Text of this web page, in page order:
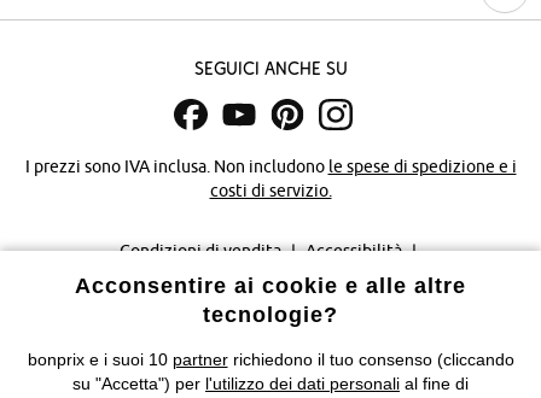
Seguici anche su
I prezzi sono IVA inclusa. Non includono le spese di spedizione e i
costi di servizio.
Condizioni di vendita Accessibilità
Informativa privacy e cookie Gestione dei cookie
Informazioni legali Diritto di recesso
Acconsentire ai cookie e alle altre
tecnologie?
bonprix e i suoi 10 partnerrichiedono il tuo consenso (cliccando
su "Accetta") per l'utilizzo dei dati personali al fine di